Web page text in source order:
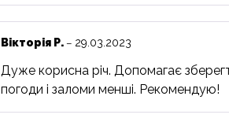
Вікторія Р. – 29.03.2023
Дуже корисна річ. Допомагає
погоди і заломи менші. Рекомендую!